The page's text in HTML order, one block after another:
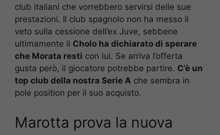
club italiani che vorrebbero servirsi delle sue
prestazioni. Il club spagnolo non ha messo il
veto sulla cessione dell’ex Juve, sebbene
ultimamente il Cholo ha dichiarato di sperare
che Morata resti con lui. Se arriva l’offerta
gusta però, il giocatore potrebbe partire. C’è un
top club della nostra Serie A che sembra in
pole position per il suo acquisto.
Marotta prova la nuova